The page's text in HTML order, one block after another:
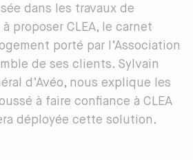
dans les travaux de
à proposer CLEA, le carnet
porté par l’Association
de ses clients. Sylvain
d’Avéo, nous explique les
à faire confiance à CLEA
déployée cette solution.